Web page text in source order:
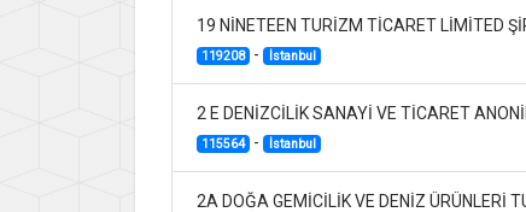
19 NİNETEEN TURİZM TİCARET LİMİTED
119208 - İstanbul
2 E DENİZCİLİK SANAYİ VE TİCARET
115564 - İstanbul
2A DOĞA GEMİCİLİK VE DENİZ ÜRÜNLERİ